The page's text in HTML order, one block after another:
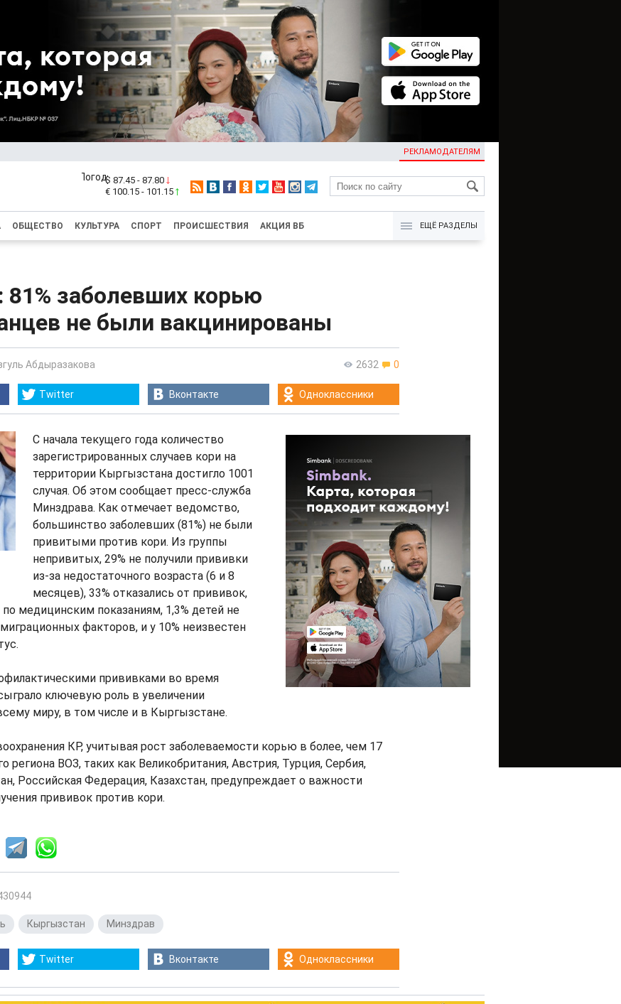
РЕКЛАМОДАТЕЛЯМ
KG
$ 87.45 - 87.80
€ 100.15 - 101.15
ОБЩЕСТВО КУЛЬТУРА СПОРТ ПРОИСШЕСТВИЯ АКЦИЯ ВБ ЕЩЁ РАЗДЕЛЫ
заболевших корью
не были вакцинированы
2632 0
Абдыразакова
Twitter Вконтакте Одноклассники
С начала текущего года количество
зарегистрированных случаев кори на
территории Кыргызстана достигло 1001
случая. Об этом сообщает пресс-служба
Минздрава. Как отмечает ведомство,
большинство заболевших (81%) не были
привитыми против кори. Из группы
непривитых, 29% не получили прививки
из-за недостаточного возраста (6 и 8
месяцев), 33% отказались от прививок,
медицинским показаниям, 1,3% детей не
факторов, и у 10% неизвестен
прививками во время
ключевую роль в увеличении
миру, в том числе и в Кыргызстане.
КР, учитывая рост заболеваемости корью в более, чем 17
региона ВОЗ, таких как Великобритания, Австрия, Турция, Сербия,
Российская Федерация, Казахстан, предупреждает о важности
прививок против кори.
Кыргызстан Минздрав
Twitter Вконтакте Одноклассники